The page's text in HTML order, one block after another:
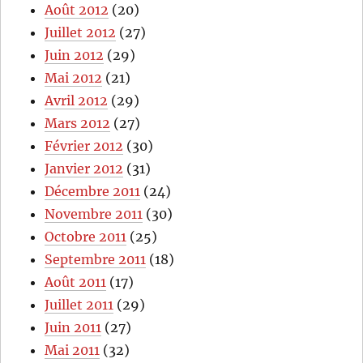
Août 2012 (20)
Juillet 2012 (27)
Juin 2012 (29)
Mai 2012 (21)
Avril 2012 (29)
Mars 2012 (27)
Février 2012 (30)
Janvier 2012 (31)
Décembre 2011 (24)
Novembre 2011 (30)
Octobre 2011 (25)
Septembre 2011 (18)
Août 2011 (17)
Juillet 2011 (29)
Juin 2011 (27)
Mai 2011 (32)